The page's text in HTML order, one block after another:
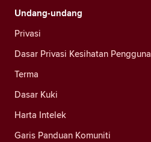
Undang-undang
Privasi
Dasar Privasi Kesihatan Pengguna
Terma
Dasar Kuki
Harta Intelek
Garis Panduan Komuniti